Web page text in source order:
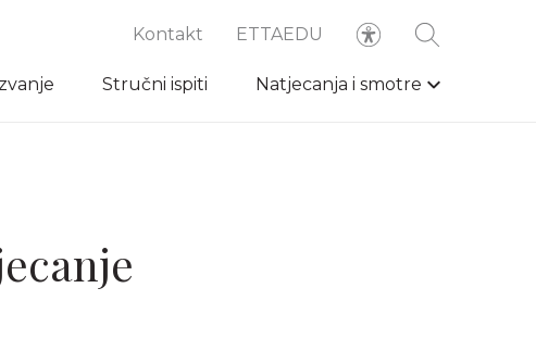
Kontakt ETTAEDU
Stručni ispiti Natjecanja i smotre